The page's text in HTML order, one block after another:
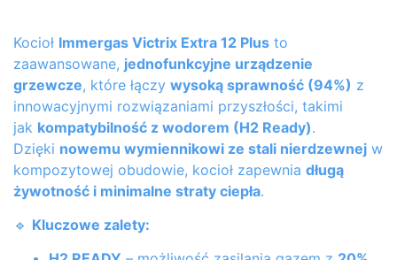
Kocioł Immergas Victrix Extra 12 Plus to
zaawansowane, jednofunkcyjne urządzenie
grzewcze, które łączy wysoką sprawność (94%) z
innowacyjnymi rozwiązaniami przyszłości, takimi
jak kompatybilność z wodorem (H2 Ready).
Dzięki nowemu wymiennikowi ze stali nierdzewnej w
kompozytowej obudowie, kocioł zapewnia długą
żywotność i minimalne straty ciepła.
🔹 Kluczowe zalety: